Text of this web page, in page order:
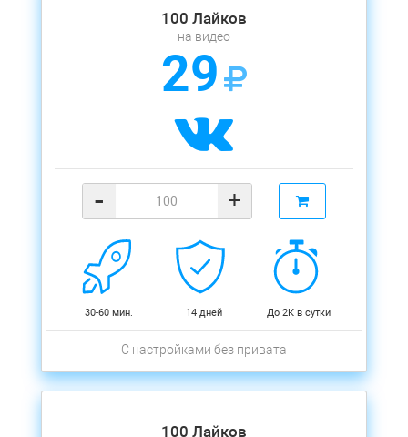
100 Лайков
на видео
29
- +
30-60 мин. 14 дней До 2К в сутки
С настройками без привата
100 Лайков